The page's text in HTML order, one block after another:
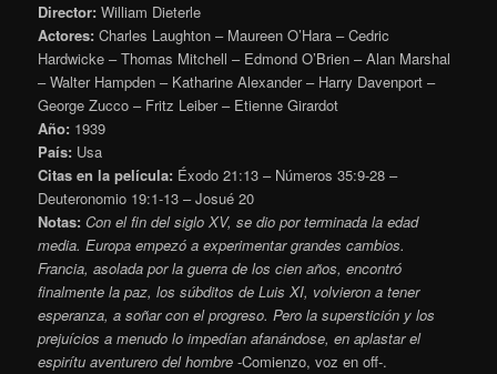
Director: William Dieterle
Actores: Charles Laughton – Maureen O’Hara – Cedric
Hardwicke – Thomas Mitchell – Edmond O’Brien – Alan Marshal
– Walter Hampden – Katharine Alexander – Harry Davenport –
George Zucco – Fritz Leiber – Etienne Girardot
Año: 1939
País: Usa
Citas en la película: Éxodo 21:13 – Números 35:9-28 –
Deuteronomio 19:1-13 – Josué 20
Notas:Con el fin del siglo XV, se dio por terminada la edad
media. Europa empezó a experimentar grandes cambios.
Francia, asolada por la guerra de los cien años, encontró
finalmente la paz, los súbditos de Luis XI, volvieron a tener
esperanza, a soñar con el progreso.Pero la superstición y los
prejuícios a menudo lo impedían afanándose, en aplastar el
espirítu aventurero del hombre -Comienzo, voz en off-.